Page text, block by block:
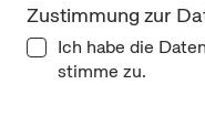
Zustimmung zur
Ich habe die
stimme zu.